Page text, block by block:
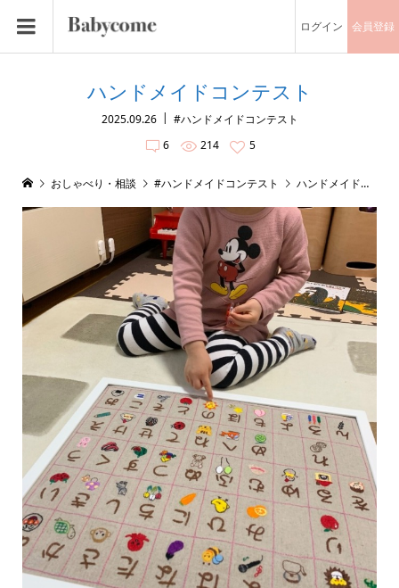
ログイン 会員登録
ハンドメイドコンテスト
2025.09.26
#ハンドメイドコンテスト
6
214 5
おしゃべり・相談 #ハンドメイドコンテスト ハンドメイドコンテスト